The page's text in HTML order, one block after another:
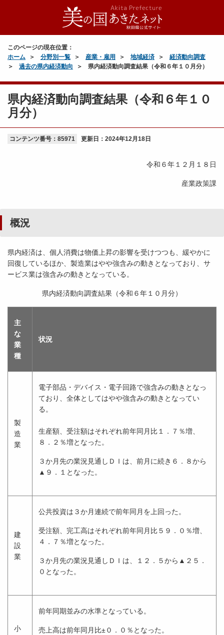
このページの現在位置：
ホーム
分野別一覧 産業・雇用 地域経済
経済動向調査
過去の県内経済動向
県内経済動向調査結果（令和６年１０月分）
県内経済動向調査結果（令和６年１０
月分）
コンテンツ番号：85971 更新日： 2024年12月18日
令和６年１２月１８日
産業政策課
概況
県内経済は、個人消費は物価上昇の影響を受けつつも、緩やかに
回復しているほか、製造業はやや強含みの動きとなっており、サ
ービス業は強含みの動きとなっている。
主
な
業
種
状況
県内経済動向調査結果（令和６年１０月分）
製
造
業
電子部品・デバイス・電子回路で強含みの動きとなっ
ており、全体としてはやや強含みの動きとなってい
る。
生産額、受注額はそれぞれ前年同月比１．７％増、
８．２％増となった。
３か月先の業況見通しＤＩは、前月に続き６．８から
▲９．１となった。
建
設
業
公共投資は３か月連続で前年同月を上回った。
受注額、完工高はそれぞれ前年同月比５９．０％増、
４．７％増となった。
３か月先の業況見通しＤＩは、１２．５から▲２５．
０となった。
小
前年同期並みの水準となっている。
売上高は前年同月比±０．０％となった。